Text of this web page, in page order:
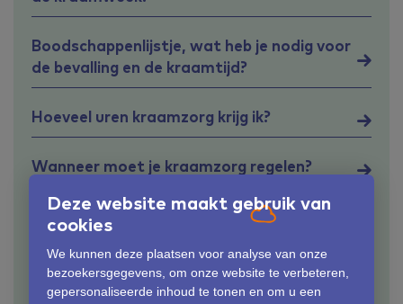
Deze website maakt gebruik van
cookies
We kunnen deze plaatsen voor analyse van onze
bezoekersgegevens, om onze website te verbeteren,
gepersonaliseerde inhoud te tonen en om u een
Boodschappenlijstje, wat heb je nodig voor
de bevalling en de kraamtijd?
Hoeveel uren kraamzorg krijg ik?
Wanneer moet je kraamzorg regelen?
Wat kost kraamzorg?
Wat zijn de taken van de
kraamverzorgende?